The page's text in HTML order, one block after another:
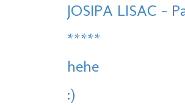
JOSIPA LISAC -
*****
hehe
:)